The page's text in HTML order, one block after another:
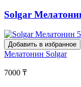
Solgar
Добавить в избранное
Мелатонин Solgar
7000 ₸